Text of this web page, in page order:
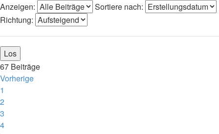
Anzeigen:
Sortiere nach:
Richtung:
67 Beiträge
Vorherige
1
2
3
4